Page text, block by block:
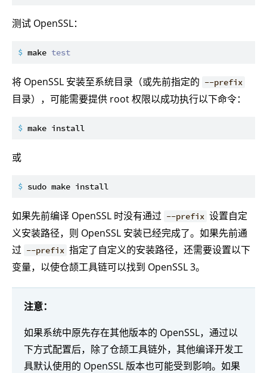
测试 OpenSSL：
$ make test
将 OpenSSL 安装至系统目录（或先前指定的 --prefix
目录），可能需要提供 root 权限以成功执行以下命令：
$ make install
或
$ sudo make install
如果先前编译 OpenSSL 时没有通过 --prefix 设置自定
义安装路径，则 OpenSSL 安装已经完成了。如果先前通
过 --prefix 指定了自定义的安装路径，还需要设置以下
变量，以使仓颉工具链可以找到 OpenSSL 3。
注意：
如果系统中原先存在其他版本的 OpenSSL，通过以
下方式配置后，除了仓颉工具链外，其他编译开发工
具默认使用的 OpenSSL 版本也可能受到影响。如果